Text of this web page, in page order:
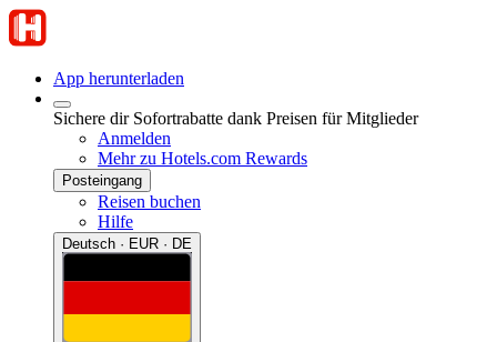
App herunterladen
Sichere dir Sofortrabatte dank Preisen für Mitglieder
Anmelden
Mehr zu Hotels.com Rewards
Posteingang
Reisen buchen
Hilfe
Deutsch · EUR · DE